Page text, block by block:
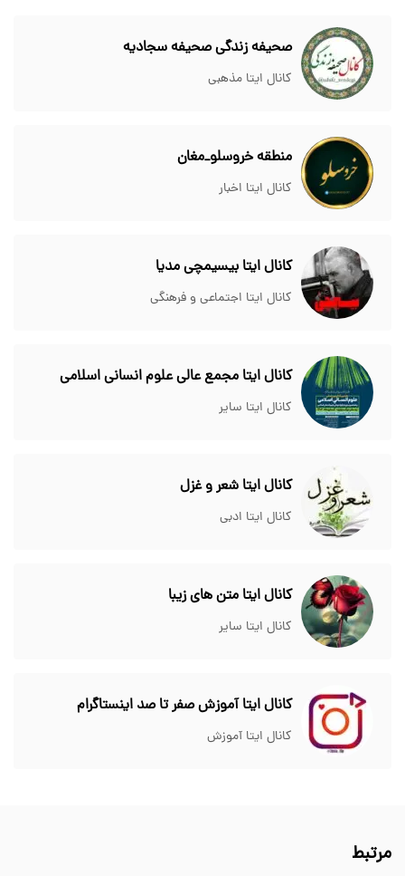
صحیفه زندگی صحیفه سجادیه
کانال ایتا مذهبی
منطقه خروسلو_مغان
کانال ایتا اخبار
کانال ایتا بیسیمچی مدیا
کانال ایتا اجتماعی و فرهنگی
کانال ایتا مجمع عالی علوم انسانی اسلامی
کانال ایتا سایر
کانال ایتا شعر و غزل
کانال ایتا ادبی
کانال ایتا متن های زیبا
کانال ایتا سایر
کانال ایتا آموزش صفر تا صد اینستاگرام
کانال ایتا آموزش
مرتبط